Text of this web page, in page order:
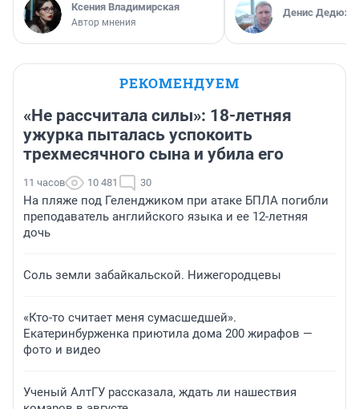
Ксения Владимирская
Автор мнения
Денис
РЕКОМЕНДУЕМ
«Не рассчитала силы»: 18-летняя
ужурка пыталась успокоить
трехмесячного сына и убила его
11 часов 10 481 30
На пляже под Геленджиком при атаке БПЛА погибли
преподаватель английского языка и ее 12-летняя
дочь
Соль земли забайкальской. Нижегородцевы
«Кто-то считает меня сумасшедшей».
Екатеринбурженка приютила дома 200 жирафов —
фото и видео
Ученый АлтГУ рассказала, ждать ли нашествия